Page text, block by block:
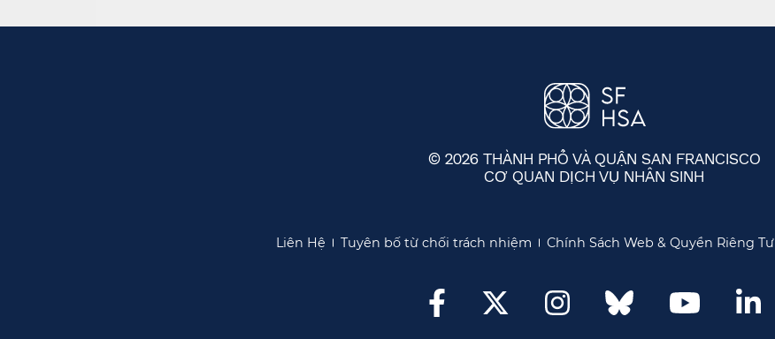
© 2026 THÀNH PHỐ VÀ QUẬN SAN FRANCISCO
CƠ QUAN DỊCH VỤ NHÂN SINH
Liên Hệ​​ Tuyên bố từ chối trách nhiệm​​ Chính Sách Web & Quyền Riêng Tư​​